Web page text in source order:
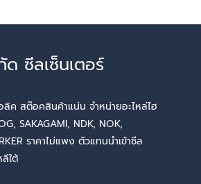
ซีลเซ็นเตอร์
ลิค สต๊อคสินค้าแน่น จำหน่ายอะไหล่ไฮ
SAKAGAMI, NDK, NOK,
ราคาไม่แพง ตัวแทนนำเข้าซีล
ใต้